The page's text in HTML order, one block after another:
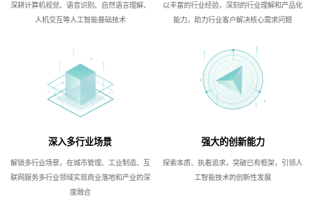
深耕计算机视觉、语音识别、自然语言理解、
人机交互等人工智能基础技术
以丰富的行业经验，深刻的行业理解和产品化
能力，助力行业客户解决核心需求问题
深入多行业场景
解锁多行业场景，在城市管理、工业制造、互
联网服务多行业领域实现商业落地和产业的深
度融合
强大的创新能力
探索本质、执着追求，突破已有框架，引领人
工智能技术的创新性发展